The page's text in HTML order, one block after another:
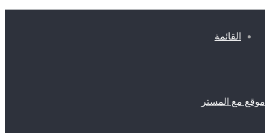
القائمة
موقع مع المستر